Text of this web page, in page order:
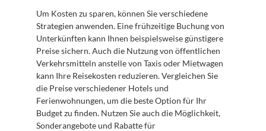
Um Kosten zu sparen, können Sie verschiedene
Strategien anwenden. Eine frühzeitige Buchung von
Unterkünften kann Ihnen beispielsweise günstigere
Preise sichern. Auch die Nutzung von öffentlichen
Verkehrsmitteln anstelle von Taxis oder Mietwagen
kann Ihre Reisekosten reduzieren. Vergleichen Sie
die Preise verschiedener Hotels und
Ferienwohnungen, um die beste Option für Ihr
Budget zu finden. Nutzen Sie auch die Möglichkeit,
Sonderangebote und Rabatte für